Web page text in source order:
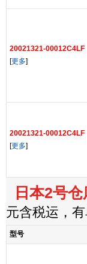
20021321-00012C4LF
[更多]
20021321-00012C4LF
[更多]
日本2号仓
元含税运，
型号